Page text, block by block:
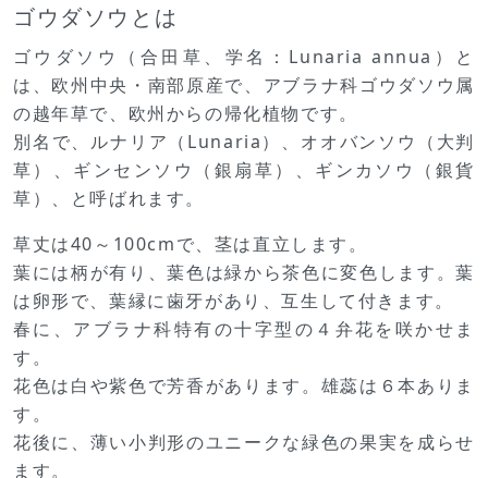
ゴウダソウとは
ゴウダソウ（合田草、学名：Lunaria annua）と
は、欧州中央・南部原産で、アブラナ科ゴウダソウ属
の越年草で、欧州からの帰化植物です。
別名で、ルナリア（Lunaria）、オオバンソウ（大判
草）、ギンセンソウ（銀扇草）、ギンカソウ（銀貨
草）、と呼ばれます。
草丈は40～100cmで、茎は直立します。
葉には柄が有り、葉色は緑から茶色に変色します。葉
は卵形で、葉縁に歯牙があり、互生して付きます。
春に、アブラナ科特有の十字型の４弁花を咲かせま
す。
花色は白や紫色で芳香があります。雄蕊は６本ありま
す。
花後に、薄い小判形のユニークな緑色の果実を成らせ
ます。